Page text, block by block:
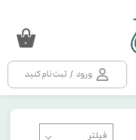
ورود / ثبت نام کنید
۰